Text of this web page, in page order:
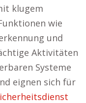
klugem
wie
und
Aktivitäten
Systeme
eignen sich für